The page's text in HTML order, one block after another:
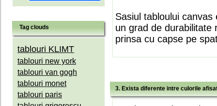
Tag clouds
tablouri KLIMT
tablouri new york
tablouri van gogh
tablouri monet
tablouri paris
Sasiul tabloului
un grad de durabilitate
prinsa cu capse pe
3. Exista diferente intre culorile